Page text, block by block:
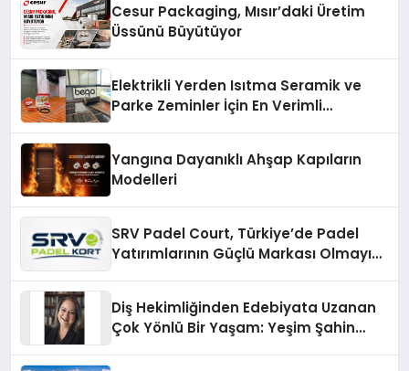
Cesur Packaging, Mısır’daki Üretim
Üssünü Büyütüyor
Elektrikli Yerden Isıtma Seramik ve
Parke Zeminler İçin En Verimli
Yangına Dayanıklı Ahşap Kapıların
Modelleri
SRV Padel Court, Türkiye’de Padel
Yatırımlarının Güçlü Markası Olmayı
Diş Hekimliğinden Edebiyata Uzanan
Çok Yönlü Bir Yaşam: Yeşim Şahin